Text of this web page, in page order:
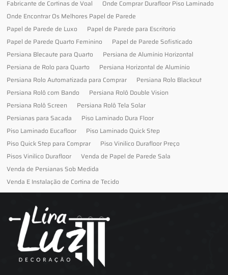
Fabricante de Cortinas de Voal
Onde Comprar Durafloor Piso Laminado
Onde Encontrar Os Melhores Papel de Parede
Papel de Parede de Luxo
Papel de Parede para Escritorio
Papel de Parede Quarto Feminino
Papel de Parede Sofisticado
Persiana Blecaute para Quarto
Persiana de Alumínio Horizontal
Persiana de Rolo para Quarto
Persiana Horizontal de Alumínio
Persiana Rolo Automatizada para Comprar
Persiana Rolo Blackout
Persiana Rolô com Bando
Persiana Rolô Double Vision
Persiana Rolô Screen
Persiana Rolô Tela Solar
Persianas para Sacada
Piso Laminado Dura Floor
Piso Laminado Eucafloor
Piso Laminado Quick Step
Piso Quick Step para Comprar
Piso Vinilico Durafloor Preço
Pisos Vinilico Durafloor
Venda de Papel de Parede Sala
Venda de Persianas Sob Medida
Venda E Instalação de Cortina de Tecido